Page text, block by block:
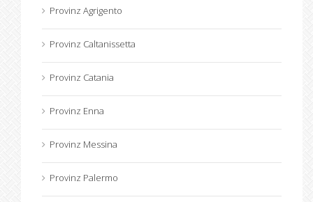
Provinz Agrigento
Provinz Caltanissetta
Provinz Catania
Provinz Enna
Provinz Messina
Provinz Palermo